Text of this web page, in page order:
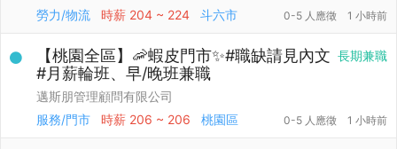
勞力/物流
時薪 204 ~ 224 斗六市 0-5 人應徵 1 小時前
長期兼職
【桃園全區】🦐蝦皮門市✨#職缺請見內文
#月薪輪班、早/晚班兼職
邁斯朋管理顧問有限公司
服務/門市
時薪 206 ~ 206 桃園區 0-5 人應徵 1 小時前